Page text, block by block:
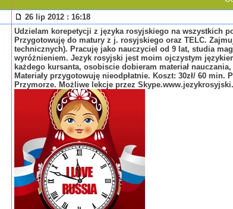
26 lip 2012 : 16:18
Udzielam korepetycji z języka rosyjskiego na wszystkich
Przygotowuję do matury z j. rosyjskiego oraz TELC.
technicznych). Pracuję jako nauczyciel od 9 lat, studia
wyróżnieniem. Jezyk rosyjski jest moim ojczystym
każdego kursanta, osobiscie dobieram materiał
Materiały przygotowuję nieodpłatnie. Koszt: 30zł/ 60
Przymorze. Możliwe lekcje przez